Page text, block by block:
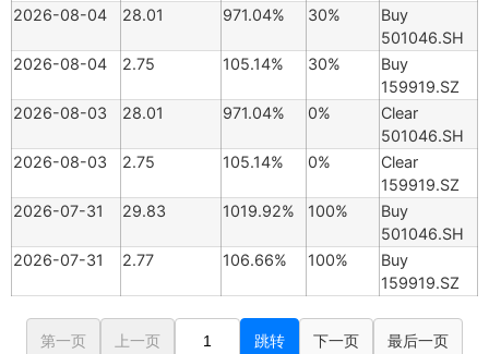
2026-08-04
28.01 971.04% 30%
Buy
501046.SH
2026-08-04
2.75 105.14% 30%
Buy
159919.SZ
2026-08-03
28.01 971.04% 0%
Clear
501046.SH
2026-08-03
2.75 105.14% 0%
Clear
159919.SZ
2026-07-31
29.83 1019.92% 100%
Buy
501046.SH
2026-07-31
2.77 106.66% 100%
Buy
159919.SZ
第一页 上一页 跳转 下一页 最后一页